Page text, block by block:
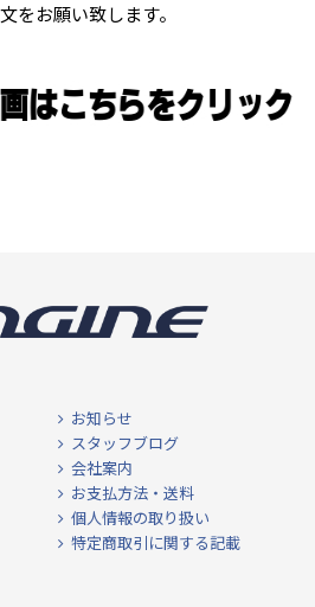
をお願い致します。
お知らせ
スタッフブログ
会社案内
お支払方法・送料
個人情報の取り扱い
特定商取引に関する記載